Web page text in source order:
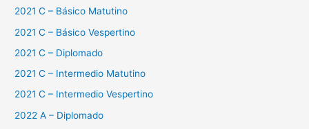
2021 C – Básico Matutino
2021 C – Básico Vespertino
2021 C – Diplomado
2021 C – Intermedio Matutino
2021 C – Intermedio Vespertino
2022 A – Diplomado